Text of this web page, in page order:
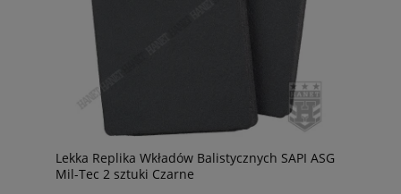
Lekka Replika Wkładów Balistycznych SAPI ASG
Mil-Tec 2 sztuki Czarne